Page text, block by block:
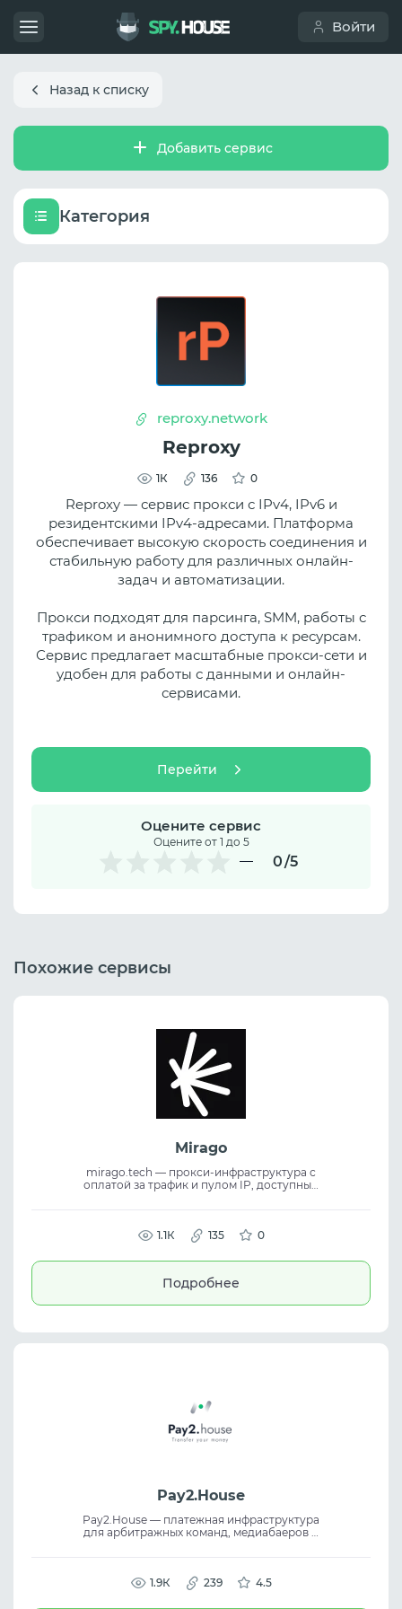
Войти
Назад к списку
Добавить сервис
Категория
reproxy.network
Reproxy
1К 136 0
Reproxy — сервис прокси с IPv4, IPv6 и
резидентскими IPv4-адресами. Платформа
обеспечивает высокую скорость соединения и
стабильную работу для различных онлайн-
задач и автоматизации.
Прокси подходят для парсинга, SMM, работы с
трафиком и анонимного доступа к ресурсам.
Сервис предлагает масштабные прокси-сети и
удобен для работы с данными и онлайн-
сервисами.
Перейти
Оцените сервис
Оцените от 1 до 5
0/5
Похожие сервисы
Mirago
mirago.tech — прокси-инфраструктура с
оплатой за трафик и пулом IP, доступным
для proxy service задач, residential proxies и
управления трафиком.
1.1К 135 0
Подробнее
Pay2.House
Pay2.House — платежная инфраструктура
для арбитражных команд, медиабаеров и
онлайн-инструменты. Сервис
поддерживает массовый выпуск virtual
1.9К 239 4.5